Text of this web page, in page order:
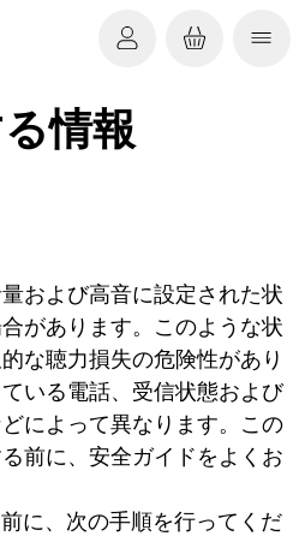
情報
および高音に設定された状
があります。このような状
な聴力損失の危険性があり
いる電話、受信状態および
によって異なります。この
前に、安全ガイドをよくお
に、次の手順を行ってくだ